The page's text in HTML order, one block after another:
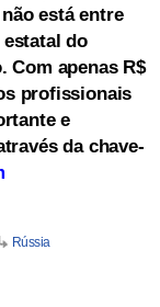
está entre
do
Com apenas R$
profissionais
e
da chave-
Rússia